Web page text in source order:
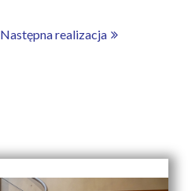
Następna realizacja